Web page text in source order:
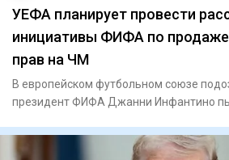
УЕФА планирует провести
инициативы ФИФА по
прав на ЧМ
В европейском футбольном союзе
президент ФИФА Джанни Инфантино